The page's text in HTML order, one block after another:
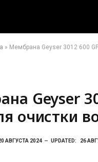
» Мембрана Geyser 3012 600
Geyser
очистки
АВГУСТА 2024 UPDATED: 26